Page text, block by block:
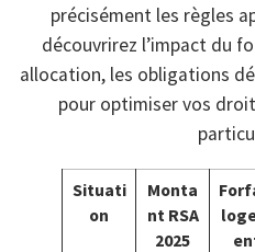
précisément les règles
découvrirez l’impact du
allocation, les obligations
pour optimiser vos
Situati
on
Monta
nt RSA
2025